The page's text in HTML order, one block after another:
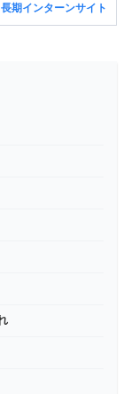
長期インターンサイト